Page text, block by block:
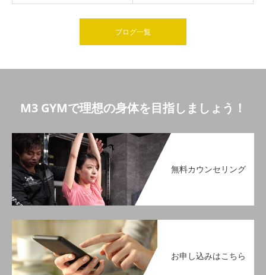
ブログ一覧
M3 GYMで理想の身体を目指しましょう！
無料カウンセリング
お申し込みはこちら